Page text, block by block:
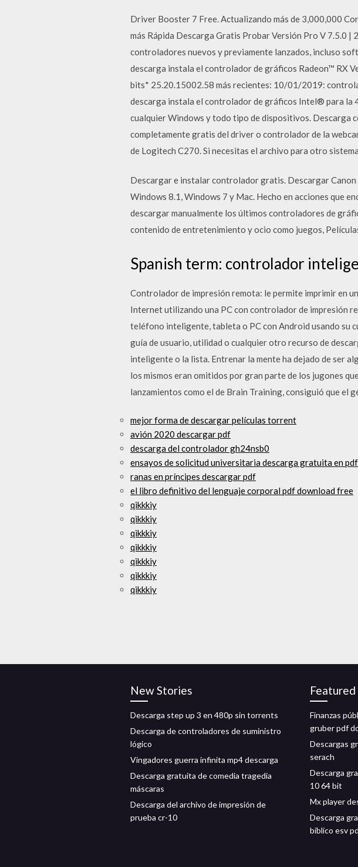
Driver Booster 7 Free. Actualizando más de 3,000,000
más Rápida Descarga Gratis Probar Versión Pro V
controladores nuevos y previamente lanzados, incluso
descarga instala el controlador de gráficos Radeon™ RX
bits* 25.20.15002.58 más recientes: 10/01/2019:
descarga instala el controlador de gráficos Intel® para la
cualquier Windows y todo tipo de dispositivos. Descarga
completamente gratis del driver o controlador de la
de Logitech C270. Si necesitas el archivo para otro
Descargar e instalar controlador gratis. Descargar
Windows 8.1, Windows 7 y Mac. Hecho en acciones que
descargar manualmente los últimos controladores de
contenido de entretenimiento y ocio como juegos,
Spanish term: controlador
Controlador de impresión remota: le permite imprimir en
Internet utilizando una PC con controlador de impresión
teléfono inteligente, tableta o PC con Android usando su
guía de usuario, utilidad o cualquier otro recurso de
inteligente o la lista. Entrenar la mente ha dejado de ser
los mismos eran omitidos por gran parte de los jugones
lanzamientos como el de Brain Training, consiguió que el
mejor forma de descargar películas torrent
avión 2020 descargar pdf
descarga del controlador gh24nsb0
ensayos de solicitud universitaria descarga gratuita en pdf
ranas en príncipes descargar pdf
el libro definitivo del lenguaje corporal pdf download free
qikkkiy
qikkkiy
qikkkiy
qikkkiy
qikkkiy
qikkkiy
qikkkiy
New Stories
Descarga step up 3 en 480p sin torrents
Descarga de controladores de suministro
lógico
Vingadores guerra infinita mp4 descarga
Descarga gratuita de comedia tragedia
máscaras
Descarga del archivo de impresión de
prueba cr-10
Featured
Finanzas
gruber pdf
Descargas
serach
Descarga
10 64 bit
Mx player
Descarga
bíblico esv